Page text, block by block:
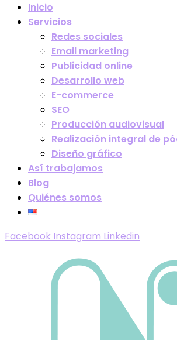
Inicio
Servicios
Redes sociales
Email marketing
Publicidad online
Desarrollo web
E-commerce
SEO
Producción audiovisual
Realización integral de
Diseño gráfico
Así trabajamos
Blog
Quiénes somos
Facebook Instagram Linkedin